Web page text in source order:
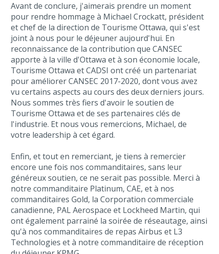
Avant de conclure, j'aimerais prendre un moment
pour rendre hommage à Michael Crockatt, président
et chef de la direction de Tourisme Ottawa, qui s'est
joint à nous pour le déjeuner aujourd'hui. En
reconnaissance de la contribution que CANSEC
apporte à la ville d'Ottawa et à son économie locale,
Tourisme Ottawa et CADSI ont créé un partenariat
pour améliorer CANSEC 2017-2020, dont vous avez
vu certains aspects au cours des deux derniers jours.
Nous sommes très fiers d'avoir le soutien de
Tourisme Ottawa et de ses partenaires clés de
l'industrie. Et nous vous remercions, Michael, de
votre leadership à cet égard.
Enfin, et tout en remerciant, je tiens à remercier
encore une fois nos commanditaires, sans leur
généreux soutien, ce ne serait pas possible. Merci à
notre commanditaire Platinum, CAE, et à nos
commanditaires Gold, la Corporation commerciale
canadienne, PAL Aerospace et Lockheed Martin, qui
ont également parrainé la soirée de réseautage, ainsi
qu'à nos commanditaires de repas Airbus et L3
Technologies et à notre commanditaire de réception